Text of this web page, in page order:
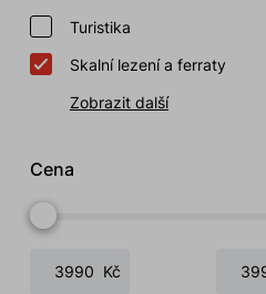
Turistika
Skalní lezení a ferraty
Zobrazit další
Cena
Kč